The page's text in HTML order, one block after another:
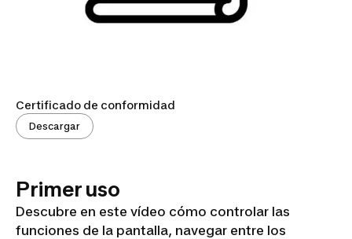
Certificado de conformidad
Descargar
Primer uso
Descubre en este vídeo cómo controlar las
funciones de la pantalla, navegar entre los